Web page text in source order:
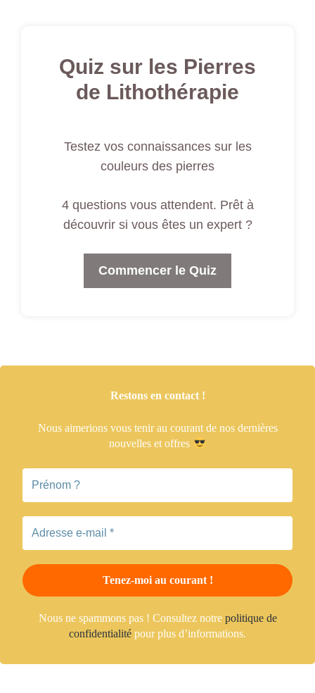
Quiz sur les Pierres
de Lithothérapie
Testez vos connaissances sur les
couleurs des pierres
4 questions vous attendent. Prêt à
découvrir si vous êtes un expert ?
Commencer le Quiz
Restons en contact !
Nous aimerions vous tenir au courant de nos dernières
nouvelles et offres
Nous ne spammons pas ! Consultez notre politique de
confidentialité pour plus d’informations.